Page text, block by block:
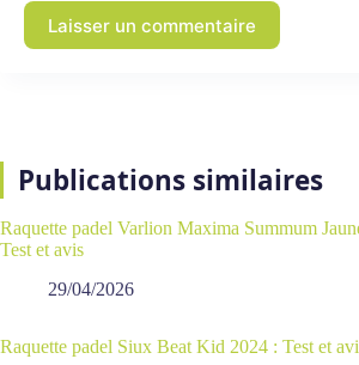
navigateur pour mon prochain commentaire.